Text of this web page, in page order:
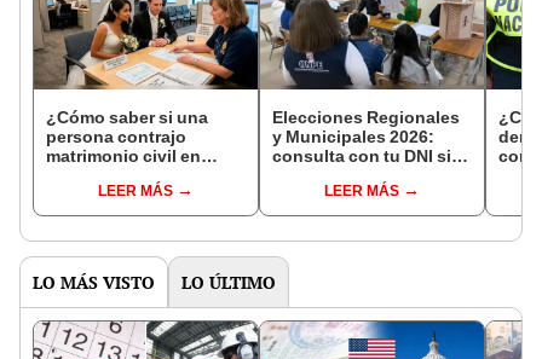
¿Cómo saber si una
persona contrajo
matrimonio civil en
LEER MÁS
Elecciones Regionales
y Municipales 2026:
consulta con tu DNI si
de mesa para este 4 de
octubre en el link oficial
LEER MÁS
con
LO MÁS VISTO LO ÚLTIMO